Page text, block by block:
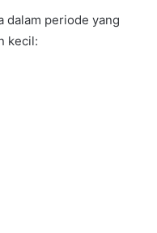
dalam periode yang
kecil: